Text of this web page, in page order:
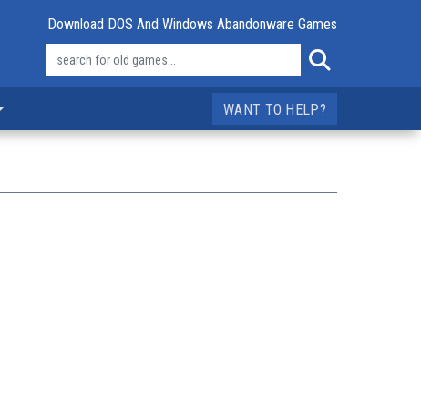
Download DOS And Windows Abandonware Games
WANT TO HELP?